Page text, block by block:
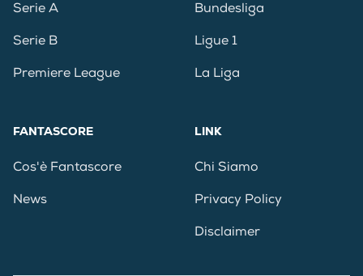
Serie A
Serie B
Premiere League
Bundesliga
Ligue 1
La Liga
FANTASCORE
Cos'è Fantascore
News
LINK
Chi Siamo
Privacy Policy
Disclaimer